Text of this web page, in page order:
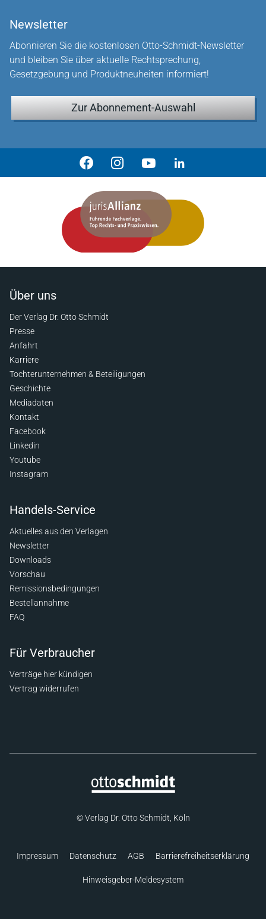
Newsletter
Abonnieren Sie die kostenlosen Otto-Schmidt-Newsletter
und bleiben Sie über aktuelle Rechtsprechung,
Gesetzgebung und Produktneuheiten informiert!
Zur Abonnement-Auswahl
Über uns
Der Verlag Dr. Otto Schmidt
Presse
Anfahrt
Karriere
Tochterunternehmen & Beteiligungen
Geschichte
Mediadaten
Kontakt
Facebook
Linkedin
Youtube
Instagram
Handels-Service
Aktuelles aus den Verlagen
Newsletter
Downloads
Vorschau
Remissionsbedingungen
Bestellannahme
FAQ
Für Verbraucher
Verträge hier kündigen
Vertrag widerrufen
© Verlag Dr. Otto Schmidt, Köln
Impressum Datenschutz AGB Barrierefreiheitserklärung
Hinweisgeber-Meldesystem